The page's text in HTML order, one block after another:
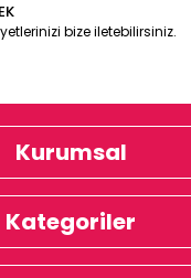
bize iletebilirsiniz.
Kurumsal
Kategoriler